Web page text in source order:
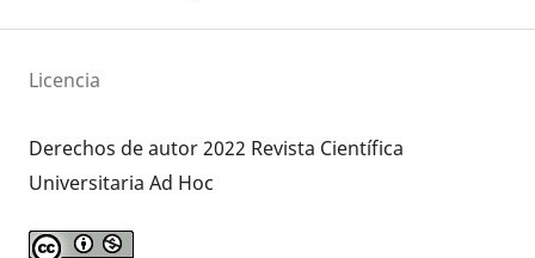
Licencia
Derechos de autor 2022 Revista Científica
Universitaria Ad Hoc